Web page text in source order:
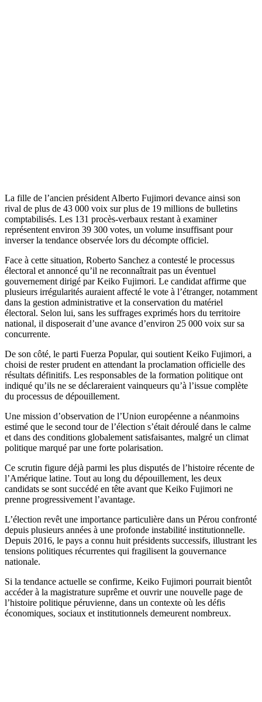
La fille de l’ancien président Alberto Fujimori devance ainsi son
rival de plus de 43 000 voix sur plus de 19 millions de bulletins
comptabilisés. Les 131 procès-verbaux restant à examiner
représentent environ 39 300 votes, un volume insuffisant pour
inverser la tendance observée lors du décompte officiel.
Face à cette situation, Roberto Sanchez a contesté le processus
électoral et annoncé qu’il ne reconnaîtrait pas un éventuel
gouvernement dirigé par Keiko Fujimori. Le candidat affirme que
plusieurs irrégularités auraient affecté le vote à l’étranger, notamment
dans la gestion administrative et la conservation du matériel
électoral. Selon lui, sans les suffrages exprimés hors du territoire
national, il disposerait d’une avance d’environ 25 000 voix sur sa
concurrente.
De son côté, le parti Fuerza Popular, qui soutient Keiko Fujimori, a
choisi de rester prudent en attendant la proclamation officielle des
résultats définitifs. Les responsables de la formation politique ont
indiqué qu’ils ne se déclareraient vainqueurs qu’à l’issue complète
du processus de dépouillement.
Une mission d’observation de l’Union européenne a néanmoins
estimé que le second tour de l’élection s’était déroulé dans le calme
et dans des conditions globalement satisfaisantes, malgré un climat
politique marqué par une forte polarisation.
Ce scrutin figure déjà parmi les plus disputés de l’histoire récente de
l’Amérique latine. Tout au long du dépouillement, les deux
candidats se sont succédé en tête avant que Keiko Fujimori ne
prenne progressivement l’avantage.
L’élection revêt une importance particulière dans un Pérou confronté
depuis plusieurs années à une profonde instabilité institutionnelle.
Depuis 2016, le pays a connu huit présidents successifs, illustrant les
tensions politiques récurrentes qui fragilisent la gouvernance
nationale.
Si la tendance actuelle se confirme, Keiko Fujimori pourrait bientôt
accéder à la magistrature suprême et ouvrir une nouvelle page de
l’histoire politique péruvienne, dans un contexte où les défis
économiques, sociaux et institutionnels demeurent nombreux.